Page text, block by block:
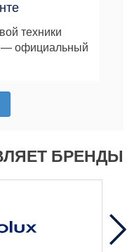
техники
— официальный
БРЕНДЫ